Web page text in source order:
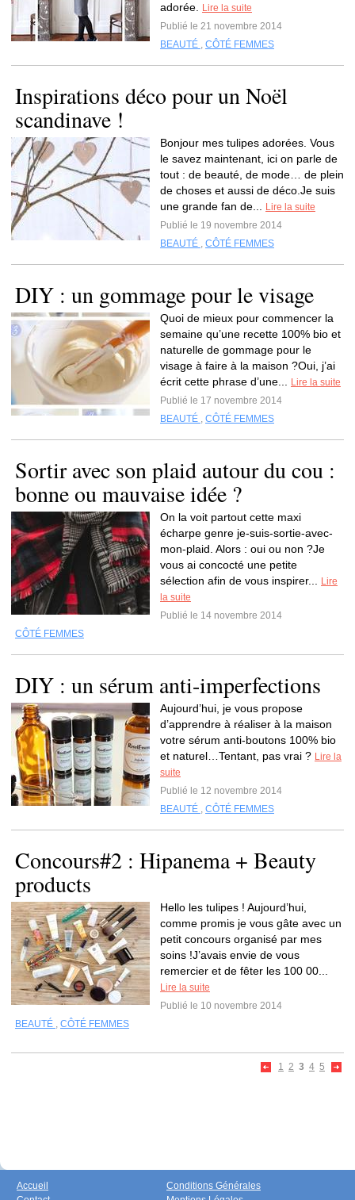
adorée.
Lire la suite
Publié le 21 novembre 2014
BEAUTÉ , CÔTÉ FEMMES
Inspirations déco pour un Noël
scandinave !
Bonjour mes tulipes adorées. Vous
le savez maintenant, ici on parle de
tout : de beauté, de mode… de plein
de choses et aussi de déco.Je suis
une grande fan de...
Lire la suite
Publié le 19 novembre 2014
BEAUTÉ , CÔTÉ FEMMES
DIY : un gommage pour le visage
Quoi de mieux pour commencer la
semaine qu’une recette 100% bio et
naturelle de gommage pour le
visage à faire à la maison ?Oui, j’ai
écrit cette phrase d’une...
Lire la suite
Publié le 17 novembre 2014
BEAUTÉ , CÔTÉ FEMMES
Sortir avec son plaid autour du cou :
bonne ou mauvaise idée ?
On la voit partout cette maxi
écharpe genre je-suis-sortie-avec-
mon-plaid. Alors : oui ou non ?Je
vous ai concocté une petite
sélection afin de vous inspirer...
Lire
la suite
Publié le 14 novembre 2014
CÔTÉ FEMMES
DIY : un sérum anti-imperfections
Aujourd’hui, je vous propose
d’apprendre à réaliser à la maison
votre sérum anti-boutons 100% bio
et naturel…Tentant, pas vrai ? Lire la
suite
Publié le 12 novembre 2014
BEAUTÉ , CÔTÉ FEMMES
Concours#2 : Hipanema + Beauty
products
Hello les tulipes ! Aujourd’hui,
comme promis je vous gâte avec un
petit concours organisé par mes
soins !J’avais envie de vous
remercier et de fêter les 100 00...
Lire la suite
Publié le 10 novembre 2014
BEAUTÉ , CÔTÉ FEMMES
1 2 3 4 5
Accueil
Conditions Générales